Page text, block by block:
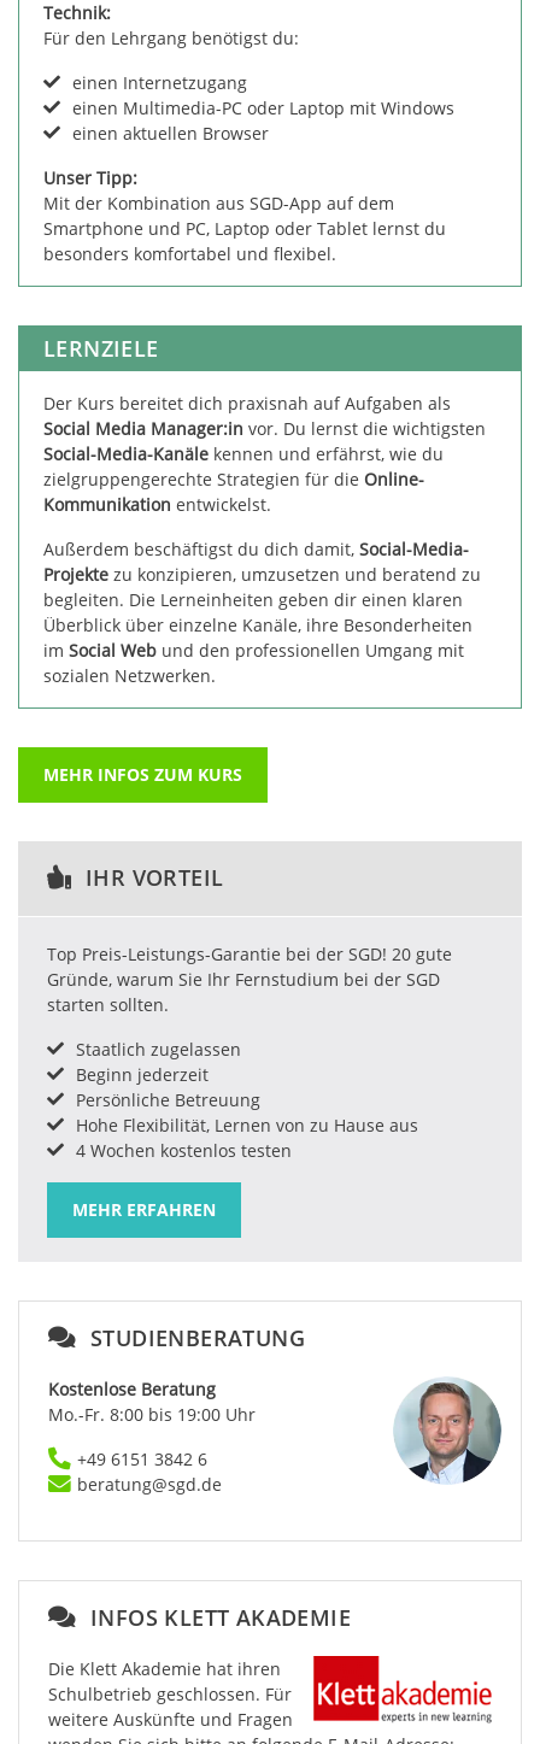
Technik:
Für den Lehrgang benötigst du:
einen Internetzugang
einen Multimedia-PC oder Laptop mit Windows
einen aktuellen Browser
Unser Tipp:
Mit der Kombination aus SGD-App auf dem
Smartphone und PC, Laptop oder Tablet lernst du
besonders komfortabel und flexibel.
LERNZIELE
Der Kurs bereitet dich praxisnah auf Aufgaben als
Social Media Manager:in vor. Du lernst die wichtigsten
Social-Media-Kanäle kennen und erfährst, wie du
zielgruppengerechte Strategien für die Online-
Kommunikation entwickelst.
Außerdem beschäftigst du dich damit, Social-Media-
Projekte zu konzipieren, umzusetzen und beratend zu
begleiten. Die Lerneinheiten geben dir einen klaren
Überblick über einzelne Kanäle, ihre Besonderheiten
im Social Web und den professionellen Umgang mit
sozialen Netzwerken.
MEHR INFOS ZUM KURS
IHR VORTEIL
Top Preis-Leistungs-Garantie bei der SGD! 20 gute
Gründe, warum Sie Ihr Fernstudium bei der SGD
starten sollten.
Staatlich zugelassen
Beginn jederzeit
Persönliche Betreuung
Hohe Flexibilität, Lernen von zu Hause aus
4 Wochen kostenlos testen
MEHR ERFAHREN
STUDIENBERATUNG
Kostenlose Beratung
Mo.-Fr. 8:00 bis 19:00 Uhr
+49 6151 3842 6
beratung@sgd.de
INFOS KLETT AKADEMIE
Die Klett Akademie hat ihren
Schulbetrieb geschlossen. Für
weitere Auskünfte und Fragen